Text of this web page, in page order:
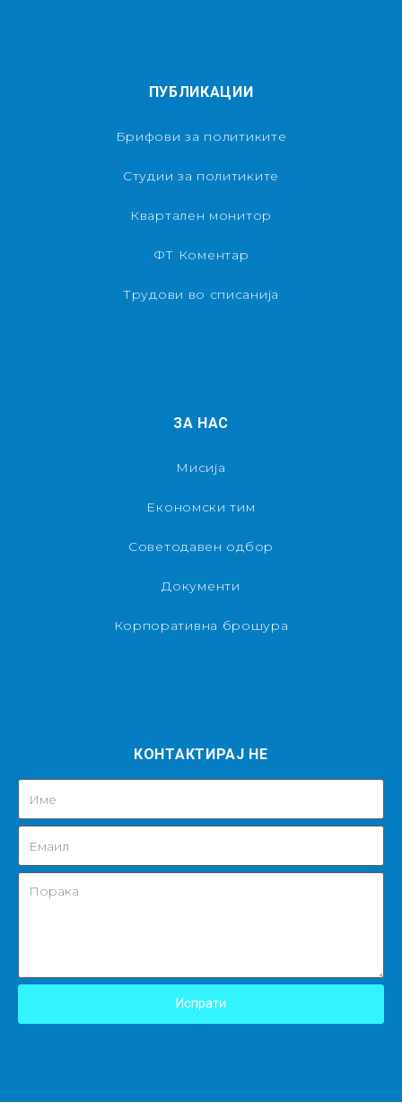
ПУБЛИКАЦИИ
Брифови за политиките
Студии за политиките
Квартален монитор
ФТ Коментар
Трудови во списанија
ЗА НАС
Мисија
Економски тим
Советодавен одбор
Документи
Корпоративна брошура
КОНТАКТИРАЈ НЕ
Испрати